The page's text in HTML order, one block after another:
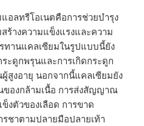
อลทรีโอเนตคือการช่วยบำรุง
ร้างความแข็งแรงและความ
ทานแคลเซียมในรูปแบบนี้ยัง
ะดูกพรุนและการเกิดกระดูก
สูงอายุ นอกจากนี้แคลเซียมยัง
องกล้ามเนื้อ การส่งสัญญาณ
งตัวของเลือด การขาด
ชาตามปลายมือปลายเท้า